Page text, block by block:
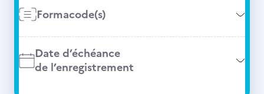
Formacode(s)
Date d’échéance
de l’enregistrement